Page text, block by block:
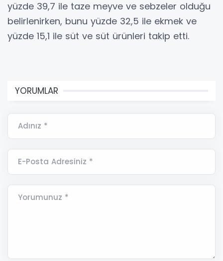
yüzde 39,7 ile taze meyve ve sebzeler olduğu
belirlenirken, bunu yüzde 32,5 ile ekmek ve
yüzde 15,1 ile süt ve süt ürünleri takip etti.
YORUMLAR
Adınız *
E-Posta Adresiniz *
Yorumunuz *